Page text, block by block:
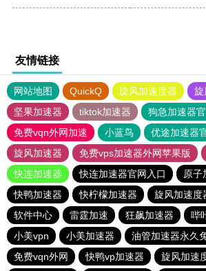
友情链接
网站地图 QuickQ 旋风加速度器
旋
坚果加速器
tiktok加速器
狗急加速器
免费vqn外网加速
小蓝鸟 优途加速器
旋风加速器
免费vps加速器外网苹果版
快连加速器
快连加速器官网入口
原子
快鸭加速器
快柠檬加速器 旋风加速度
软件中心
雷霆加速 狂飙加速器 哔
小美vpn
小美加速器
油管加速器永久
免费vqn外网
快鸭vp加速器 旋风加速